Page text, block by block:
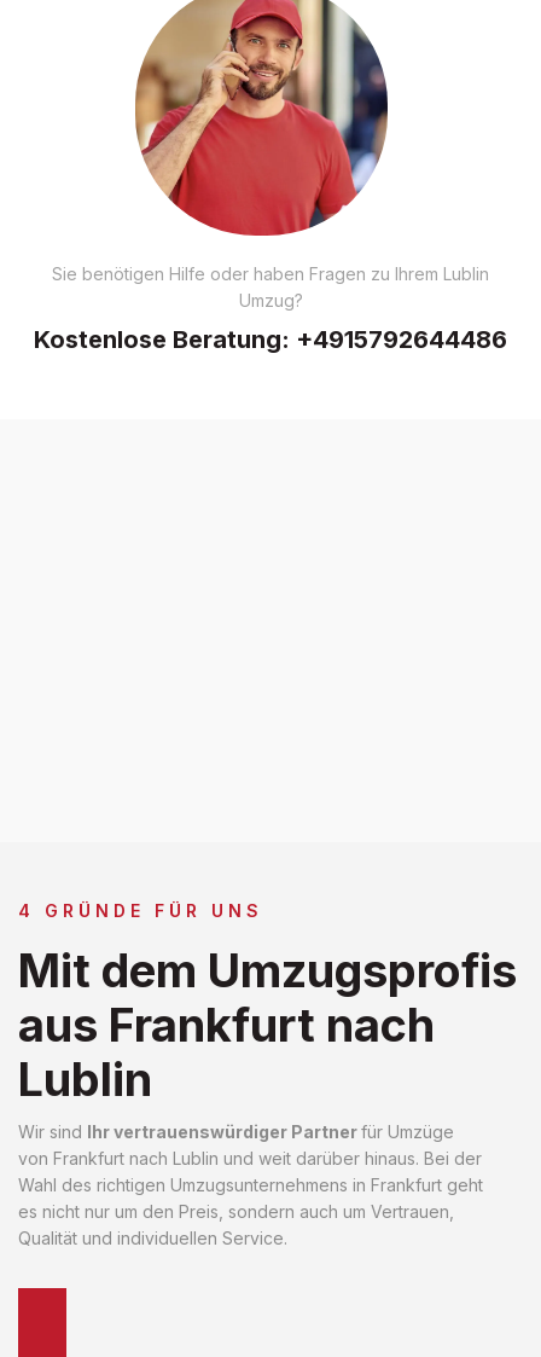
Sie benötigen Hilfe oder haben Fragen zu Ihrem Lublin
Umzug?
Kostenlose Beratung: +4915792644486
4 GRÜNDE FÜR UNS
Mit dem Umzugsprofis
aus Frankfurt nach
Lublin
Wir sind Ihr vertrauenswürdiger Partnerfür Umzüge
von Frankfurt nach Lublin und weit darüber hinaus. Bei der
Wahl des richtigen Umzugsunternehmens in Frankfurt geht
es nicht nur um den Preis, sondern auch um Vertrauen,
Qualität und individuellen Service.